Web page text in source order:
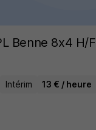
Benne 8x4 H/F
Intérim 13 € / heure